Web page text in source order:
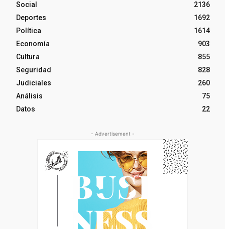
Social
2136
Deportes
1692
Política
1614
Economía
903
Cultura
855
Seguridad
828
Judiciales
260
Análisis
75
Datos
22
- Advertisement -